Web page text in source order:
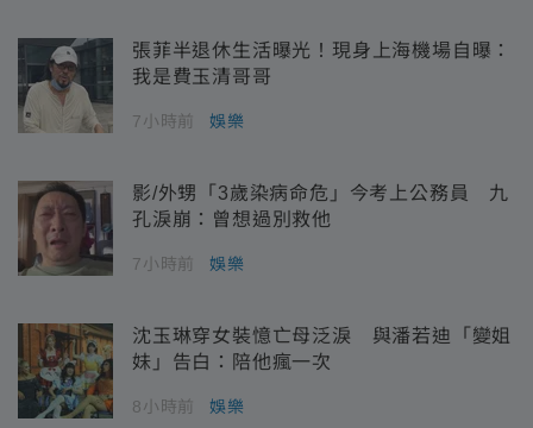
張菲半退休生活曝光！現身上海機場自曝：
我是費玉清哥哥
7小時前 娛樂
影/外甥「3歲染病命危」今考上公務員 九
孔淚崩：曾想過別救他
7小時前 娛樂
沈玉琳穿女裝憶亡母泛淚 與潘若迪「變姐
妹」告白：陪他瘋一次
8小時前 娛樂